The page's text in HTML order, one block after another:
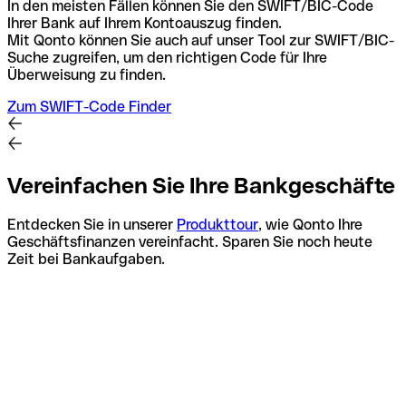
In den meisten Fällen können Sie den SWIFT/BIC-Code
Ihrer Bank auf Ihrem Kontoauszug finden.
Mit Qonto können Sie auch auf unser Tool zur SWIFT/BIC-
Suche zugreifen, um den richtigen Code für Ihre
Überweisung zu finden.
Zum SWIFT-Code Finder
Vereinfachen Sie Ihre Bankgeschäfte
Entdecken Sie in unserer Produkttour, wie Qonto Ihre
Geschäftsfinanzen vereinfacht. Sparen Sie noch heute
Zeit bei Bankaufgaben.